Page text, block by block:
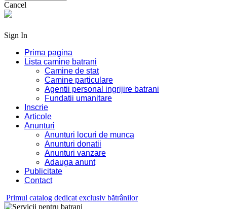
Cancel
Sign In
Prima pagina
Lista camine batrani
Camine de stat
Camine particulare
Agentii personal ingrijire batrani
Fundatii umanitare
Inscrie
Articole
Anunturi
Anunturi locuri de munca
Anunturi donatii
Anunturi vanzare
Adauga anunt
Publicitate
Contact
Primul catalog dedicat exclusiv bătrânilor